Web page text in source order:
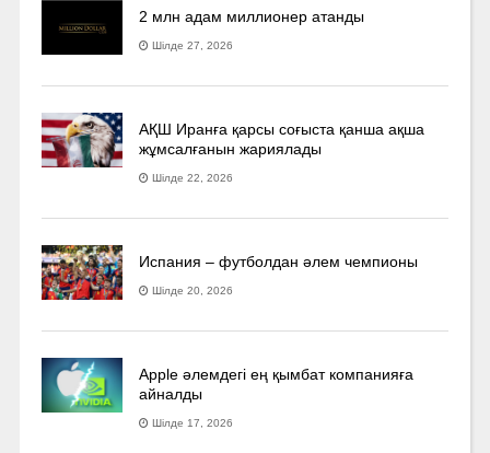
2 млн адам миллионер атанды
Шілде 27, 2026
АҚШ Иранға қарсы соғыста қанша ақша
жұмсалғанын жариялады
Шілде 22, 2026
Испания – футболдан әлем чемпионы
Шілде 20, 2026
Apple әлемдегі ең қымбат компанияға
айналды
Шілде 17, 2026